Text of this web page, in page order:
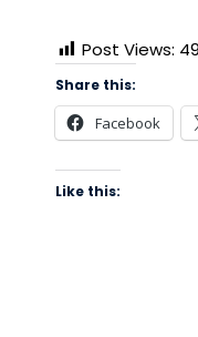
Post Views:
Share this:
Facebook
Like this: